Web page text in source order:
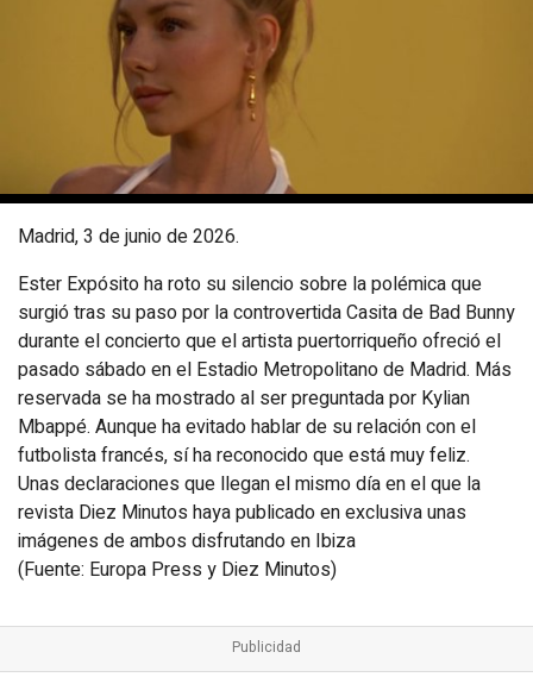
Madrid, 3 de junio de 2026.
Ester Expósito ha roto su silencio sobre la polémica que
surgió tras su paso por la controvertida Casita de Bad Bunny
durante el concierto que el artista puertorriqueño ofreció el
pasado sábado en el Estadio Metropolitano de Madrid. Más
reservada se ha mostrado al ser preguntada por Kylian
Mbappé. Aunque ha evitado hablar de su relación con el
futbolista francés, sí ha reconocido que está muy feliz.
Unas declaraciones que llegan el mismo día en el que la
revista Diez Minutos haya publicado en exclusiva unas
imágenes de ambos disfrutando en Ibiza
(Fuente: Europa Press y Diez Minutos)